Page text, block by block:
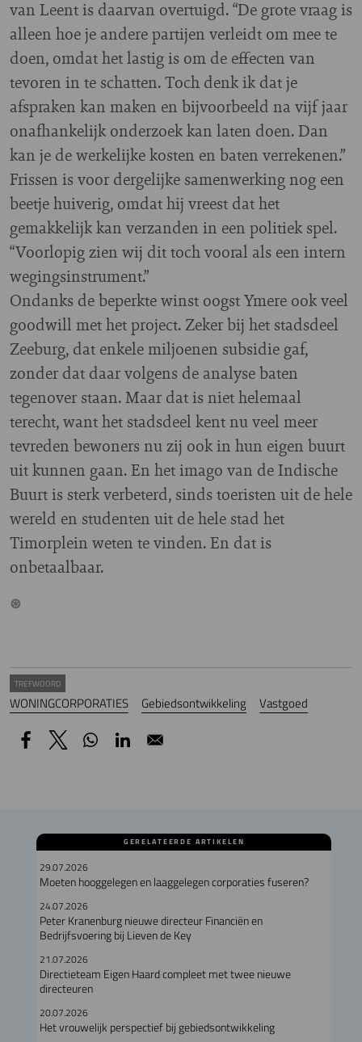
van Leent is daarvan overtuigd. “De grote vraag is
alleen hoe je andere partijen verleidt om mee te
doen, omdat het lastig is om de effecten van
tevoren in te schatten. Toch denk ik dat je
afspraken kan maken en bijvoorbeeld na vijf jaar
onafhankelijk onderzoek kan laten doen. Dan
kan je de werkelijke kosten en baten verrekenen.”
Frissen is voor dergelijke samenwerking nog een
beetje huiverig, omdat hij vreest dat het
gemakkelijk kan verzanden in een politiek spel.
“Voorlopig zien wij dit toch vooral als een intern
wegingsinstrument.”
Ondanks de beperkte winst oogst Ymere ook veel
goodwill met het project. Zeker bij het stadsdeel
Zeeburg, dat enkele miljoenen subsidie gaf,
zonder dat daar volgens de analyse baten
tegenover staan. Maar dat is niet helemaal
terecht, want het stadsdeel kent nu veel meer
tevreden bewoners nu zij ook in hun eigen buurt
uit kunnen gaan. En het imago van de Indische
Buurt is sterk verbeterd, sinds toeristen uit de hele
wereld en studenten uit de hele stad het
Timorplein weten te vinden. En dat is
onbetaalbaar.
TREFWOORD
WONINGCORPORATIES Gebiedsontwikkeling Vastgoed
GERELATEERDE ARTIKELEN
29.07.2026
Moeten hooggelegen en laaggelegen corporaties fuseren?
24.07.2026
Peter Kranenburg nieuwe directeur Financiën en
Bedrijfsvoering bij Lieven de Key
21.07.2026
Directieteam Eigen Haard compleet met twee nieuwe
directeuren
20.07.2026
Het vrouwelijk perspectief bij gebiedsontwikkeling